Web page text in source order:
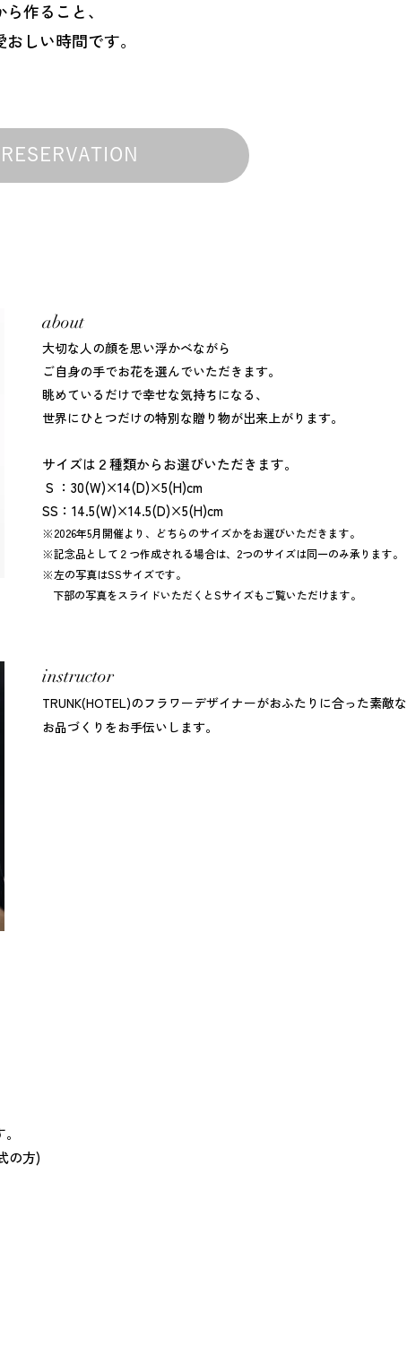
作ること、
しい時間です。
RESERVATION
​about
大切な人の顔を思い浮かべながら
ご自身の手でお花を選んでいただきます。
眺めているだけで幸せな気持ちになる、
世界にひとつだけの特別な贈り物が出来上がります。
サイズは２種類からお選びいただきます。
S ：30(W)×14(D)×5(H)cm
SS：14.5(W)×14.5(D)×5(H)cm​​
​※2026年5月開催より、どちらのサイズかをお選びいただきます。
※記念品として２つ作成される場合は、2つのサイズは同一のみ承ります。
​※左の写真はSSサイズです。
下部の写真をスライドいただくとSサイズもご覧いただけます。
instructor
TRUNK(HOTEL)のフラワーデザイナーがおふたりに合った素敵な
お品づくりをお手伝いします。
の方)